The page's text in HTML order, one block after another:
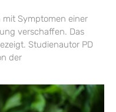
Symptomen einer
verschaffen. Das
Studienautor PD
der